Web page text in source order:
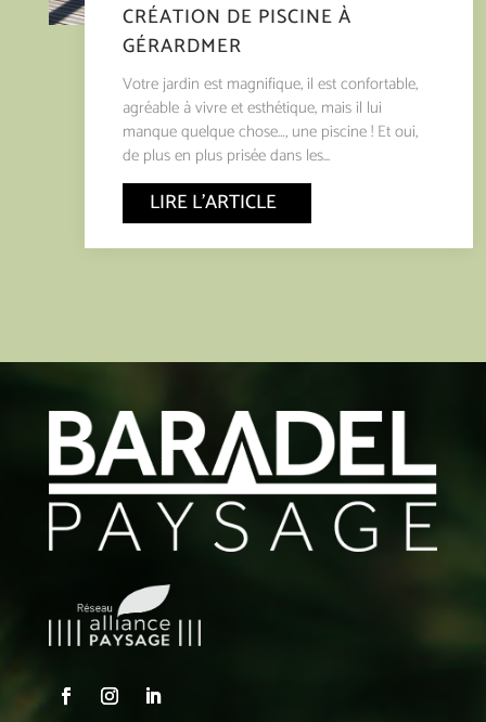
CRÉATION DE PISCINE À
GÉRARDMER
Votre jardin est magnifique, il est confortable,
agréable à vivre et esthétique, mais il lui
manque quelque chose…, une piscine ! Et oui,
de plus en plus prisée dans les...
LIRE L'ARTICLE